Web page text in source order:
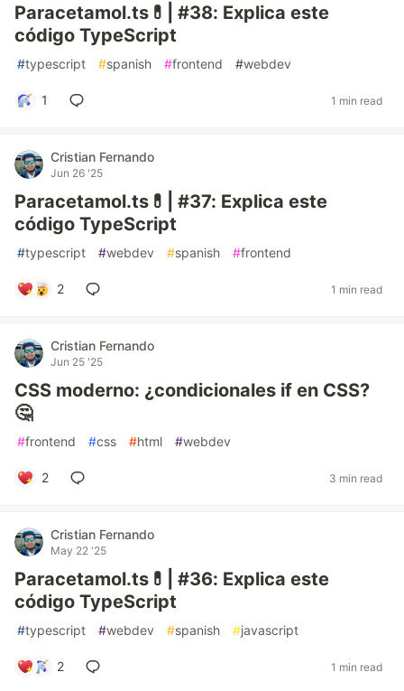
Paracetamol.ts💊| #38: Explica este
código TypeScript
#typescript #spanish #frontend #webdev
1 1 min read
Cristian Fernando
Jun 26 '25
Paracetamol.ts💊| #37: Explica este
código TypeScript
#typescript #webdev #spanish #frontend
2 1 min read
Cristian Fernando
Jun 25 '25
CSS moderno: ¿condicionales if en CSS?
🤔
#frontend #css #html #webdev
2 3 min read
Cristian Fernando
May 22 '25
Paracetamol.ts💊| #36: Explica este
código TypeScript
#typescript #webdev #spanish #javascript
2 1 min read